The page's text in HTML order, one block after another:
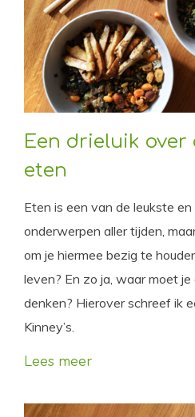
Een drieluik over
eten
Eten is een van de leukste
onderwerpen aller tijden,
om je hiermee bezig te
leven? En zo ja, waar moet je
denken? Hierover schreef ik
Kinney’s.
Lees meer